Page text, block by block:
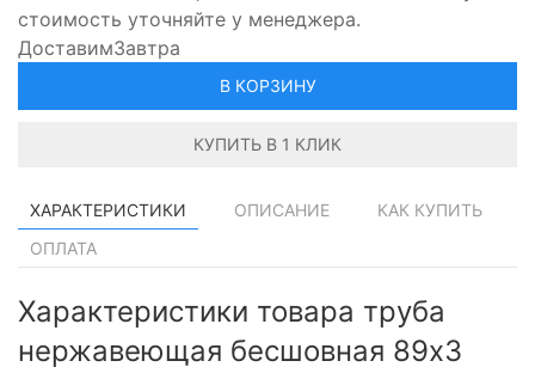
стоимость уточняйте у менеджера.
ДоставимЗавтра
В КОРЗИНУ
КУПИТЬ В 1 КЛИК
ХАРАКТЕРИСТИКИ ОПИСАНИЕ
КАК КУПИТЬ
ОПЛАТА
Характеристики товара труба
нержавеющая бесшовная 89х3